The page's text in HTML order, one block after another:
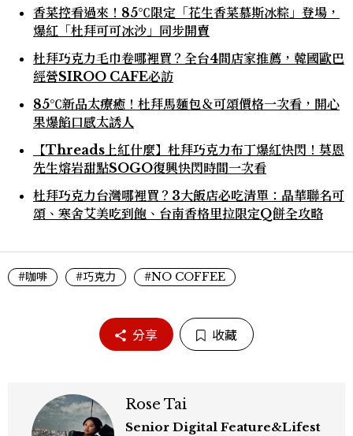
香菜控看過來！85℃限定「花生香菜慕斯冰粽」登場，
爆紅「杜拜可可冰沙」同步開賣
杜拜巧克力毛巾卷哪裡買？全台4間店家推薦，韓國歐巴
經營SIROO CAFE必訪
85℃新品太療癒！杜拜馬麵包＆可頌價格一次看，開心
果爆餡口感太誘人
【Threads上紅什麼】杜拜巧克力布丁爆紅快閃！莫恩
先生熔岩甜點SOGO復興快閃時間一次看
杜拜巧克力台灣哪裡買？3大飯店必吃清單：晶華聯名可
頌、寒舍艾美吃到飽、台南香格里拉限定Q餅全攻略
#咖啡 #巧克力 #NO COFFEE
分享 收藏
Rose Tai
Senior Digital Feature&Lifest